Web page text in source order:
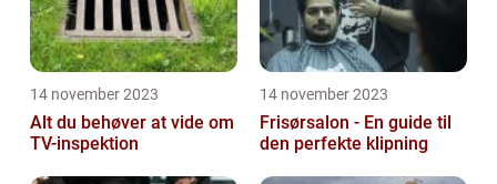
14 november 2023
Alt du behøver at vide om
TV-inspektion
14 november 2023
Frisørsalon - En guide til
den perfekte klipning